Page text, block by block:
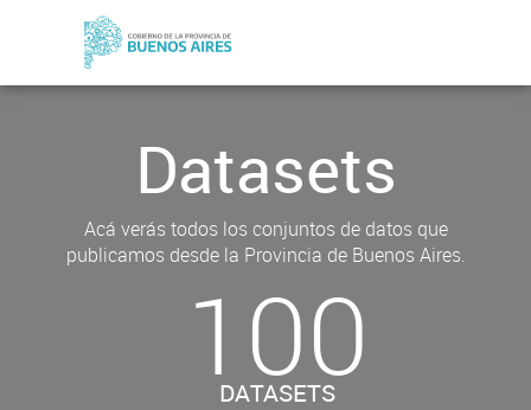
Datasets
Acá verás todos los conjuntos de datos que
publicamos desde la Provincia de Buenos Aires.
100
DATASETS